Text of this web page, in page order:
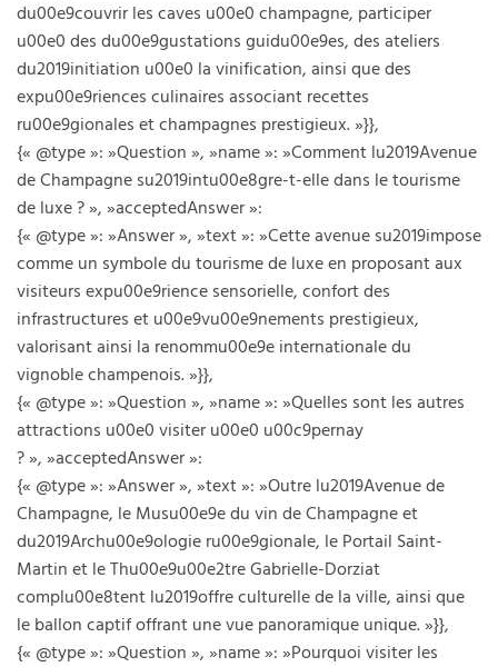
du00e9couvrir les caves u00e0 champagne, participer
u00e0 des du00e9gustations guidu00e9es, des ateliers
du2019initiation u00e0 la vinification, ainsi que des
expu00e9riences culinaires associant recettes
ru00e9gionales et champagnes prestigieux. »}},
{« @type »: »Question », »name »: »Comment lu2019Avenue
de Champagne su2019intu00e8gre-t-elle dans le tourisme
de luxe ? », »acceptedAnswer »:
{« @type »: »Answer », »text »: »Cette avenue su2019impose
comme un symbole du tourisme de luxe en proposant aux
visiteurs expu00e9rience sensorielle, confort des
infrastructures et u00e9vu00e9nements prestigieux,
valorisant ainsi la renommu00e9e internationale du
vignoble champenois. »}},
{« @type »: »Question », »name »: »Quelles sont les autres
attractions u00e0 visiter u00e0 u00c9pernay
? », »acceptedAnswer »:
{« @type »: »Answer », »text »: »Outre lu2019Avenue de
Champagne, le Musu00e9e du vin de Champagne et
du2019Archu00e9ologie ru00e9gionale, le Portail Saint-
Martin et le Thu00e9u00e2tre Gabrielle-Dorziat
complu00e8tent lu2019offre culturelle de la ville, ainsi que
le ballon captif offrant une vue panoramique unique. »}},
{« @type »: »Question », »name »: »Pourquoi visiter les